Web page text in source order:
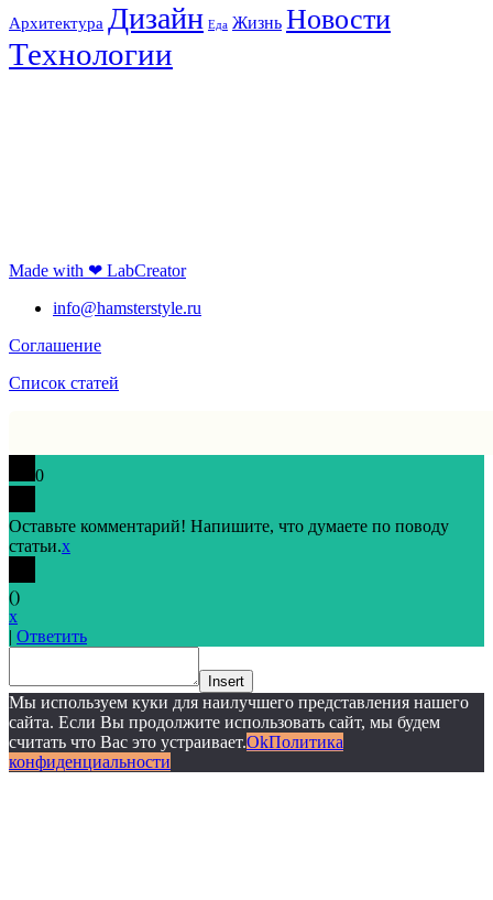
Архитектура Дизайн Еда Жизнь Новости
Технологии
Made with ❤ LabCreator
info@hamsterstyle.ru
Соглашение
Список статей
0
Оставьте комментарий! Напишите, что думаете по поводу
статьи.x
()
x
| Ответить
Insert
Мы используем куки для наилучшего представления нашего
сайта. Если Вы продолжите использовать сайт, мы будем
считать что Вас это устраивает.OkПолитика
конфиденциальности